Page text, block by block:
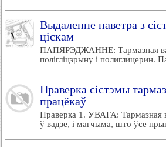
Выдаленне паветра з
ціскам
ПАПЯРЭДЖАННЕ: Тармазная
полігліцэрыну і полиглицерин.
Праверка сістэмы
працёкаў
Праверка 1. УВАГА: Тармазная
ў вадзе, і магчыма, што ўсе